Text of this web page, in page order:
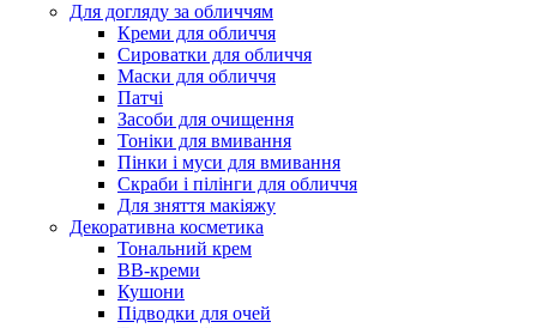
Для догляду за обличчям
Креми для обличчя
Сироватки для обличчя
Маски для обличчя
Патчі
Засоби для очищення
Тоніки для вмивання
Пінки і муси для вмивання
Скраби і пілінги для обличчя
Для зняття макіяжу
Декоративна косметика
Тональний крем
BB-креми
Кушони
Підводки для очей